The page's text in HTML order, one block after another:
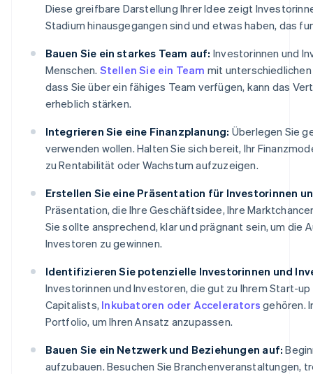
Diese greifbare Darstellung Ihrer Idee zeigt
Stadium hinausgegangen sind und etwas haben, das
Bauen Sie ein starkes Team auf: Investorinnen und
Menschen. Stellen Sie ein Team mit unterschiedlichen
dass Sie über ein fähiges Team verfügen, kann das
erheblich stärken.
Integrieren Sie eine Finanzplanung: Überlegen Sie
verwenden wollen. Halten Sie sich bereit, Ihr
zu Rentabilität oder Wachstum aufzuzeigen.
Erstellen Sie eine Präsentation für Investorinnen
Präsentation, die Ihre Geschäftsidee, Ihre
Sie sollte ansprechend, klar und prägnant sein, um
Investoren zu gewinnen.
Identifizieren Sie potenzielle Investorinnen und
Investorinnen und Investoren, die gut zu Ihrem Start-
Capitalists, Inkubatoren oder Accelerators gehören.
Portfolio, um Ihren Ansatz anzupassen.
Bauen Sie ein Netzwerk und Beziehungen auf:
aufzubauen. Besuchen Sie Branchenveranstaltungen,